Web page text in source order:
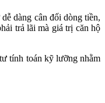
dàng cân đối dòng tiền,
trả lãi mà giá trị căn hộ
tính toán kỹ lưỡng nhằm